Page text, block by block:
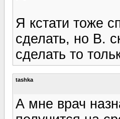
Я кстати тоже
сделать, но В.
сделать то
tashka
А мне врач